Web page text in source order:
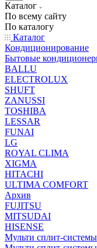
Каталог
По всему сайту
По каталогу
Каталог
Кондиционирование
Бытовые
BALLU
ELECTROLUX
SHUFT
ZANUSSI
TOSHIBA
LESSAR
FUNAI
LG
ROYAL CLIMA
XIGMA
HITACHI
ULTIMA COMFORT
Архив
FUJITSU
MITSUDAI
HISENSE
Мульти сплит-системы